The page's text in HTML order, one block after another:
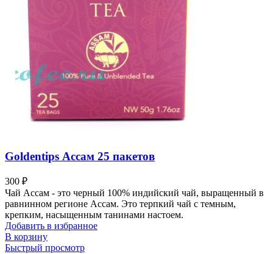
Goldentips Ассам 25 пакетов
300 ₽
Чай Ассам - это черный 100% индийский чай, выращенный в
равнинном регионе Ассам. Это терпкий чай с темным,
крепким, насыщенным танинами настоем.
Добавить в избранное
В корзину
Быстрый просмотр